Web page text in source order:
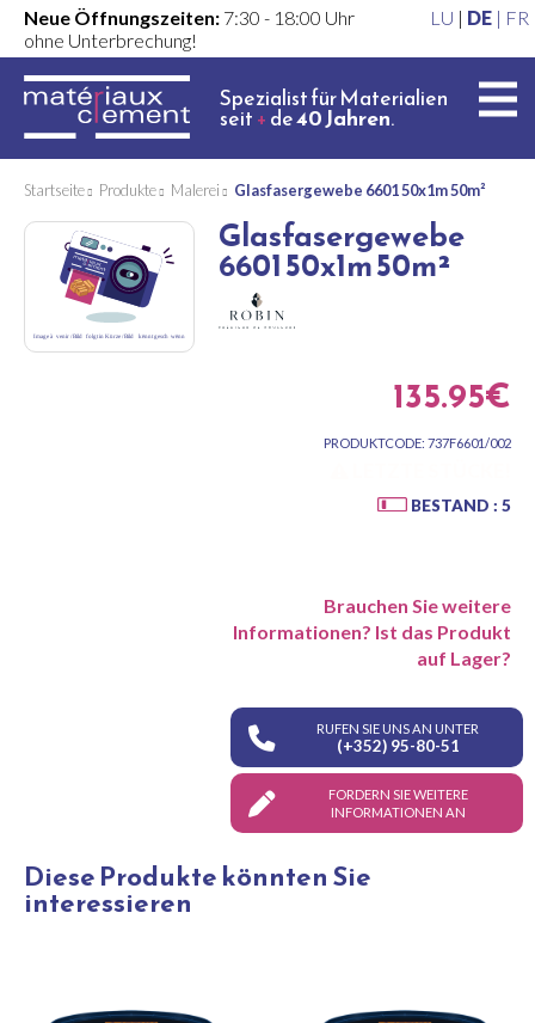
Neue Öffnungszeiten: 7:30 - 18:00 Uhr
ohne Unterbrechung!
LU | DE | FR
Spezialist für Materialien
seit+de40 Jahren.
Startseite Produkte Malerei Glasfasergewebe 6601 50x1m 50m²
Glasfasergewebe
6601 50x1m 50m²
135.95€
PRODUKTCODE: 737F6601/002
BESTAND : 5
Brauchen Sie weitere
Informationen? Ist das Produkt
auf Lager?
RUFEN SIE UNS AN UNTER
(+352) 95-80-51
FORDERN SIE WEITERE
INFORMATIONEN AN
Diese Produkte könnten Sie
interessieren